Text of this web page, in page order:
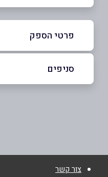
פרטי הספק
סניפים
צור קשר